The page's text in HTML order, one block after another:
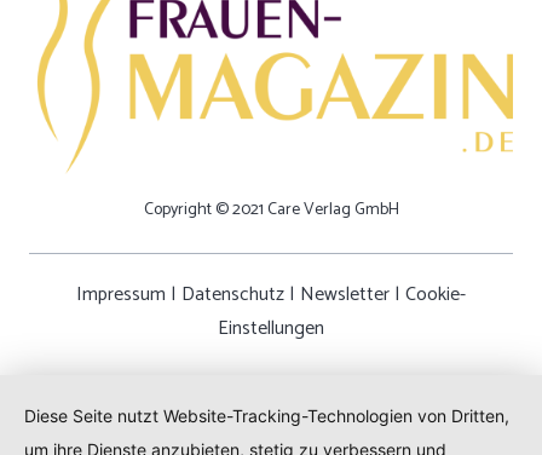
Copyright © 2021 Care Verlag GmbH
Impressum | Datenschutz| Newsletter| Cookie-
Einstellungen
Diese Seite nutzt Website-Tracking-Technologien von Dritten,
um ihre Dienste anzubieten, stetig zu verbessern und